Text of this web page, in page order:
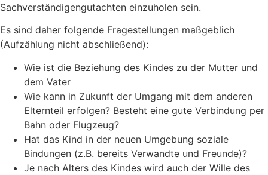
Sachverständigengutachten einzuholen sein.
Es sind daher folgende Fragestellungen maßgeblich
(Aufzählung nicht abschließend):
Wie ist die Beziehung des Kindes zu der Mutter und
dem Vater
Wie kann in Zukunft der Umgang mit dem anderen
Elternteil erfolgen? Besteht eine gute Verbindung per
Bahn oder Flugzeug?
Hat das Kind in der neuen Umgebung soziale
Bindungen (z.B. bereits Verwandte und Freunde)?
Je nach Alters des Kindes wird auch der Wille des